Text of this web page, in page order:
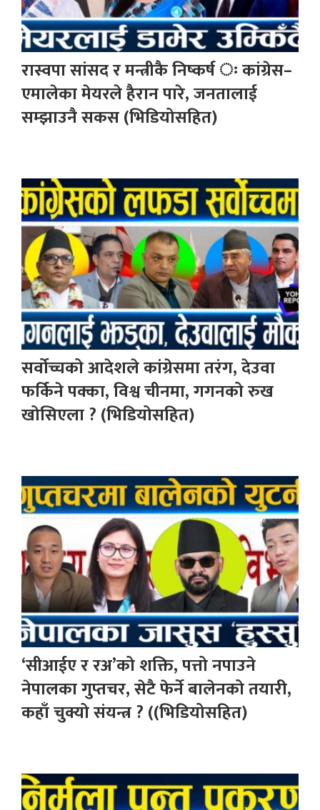
रास्वपा सांसद र मन्त्रीकै निष्कर्ष ः कांग्रेस–
एमालेका मेयरले हैरान पारे, जनतालाई
सम्झाउनै सकस (भिडियोसहित)
सर्वोच्चको आदेशले कांग्रेसमा तरंग, देउवा
फर्किने पक्का, विश्व चीनमा, गगनको रुख
खोसिएला ? (भिडियोसहित)
‘सीआईए र रअ’को शक्ति, पत्तो नपाउने
नेपालका गुप्तचर, सेटै फेर्ने बालेनको तयारी,
कहाँ चुक्यो संयन्त्र ? ((भिडियोसहित)